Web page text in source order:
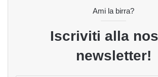
Ami la birra?
Iscriviti alla
newsletter!